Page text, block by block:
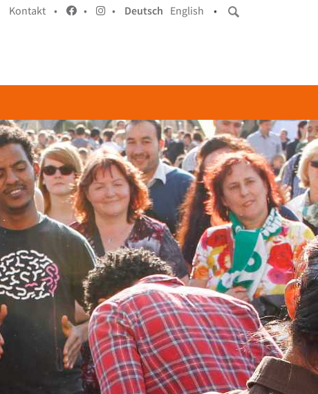
Kontakt • • • Deutsch English •